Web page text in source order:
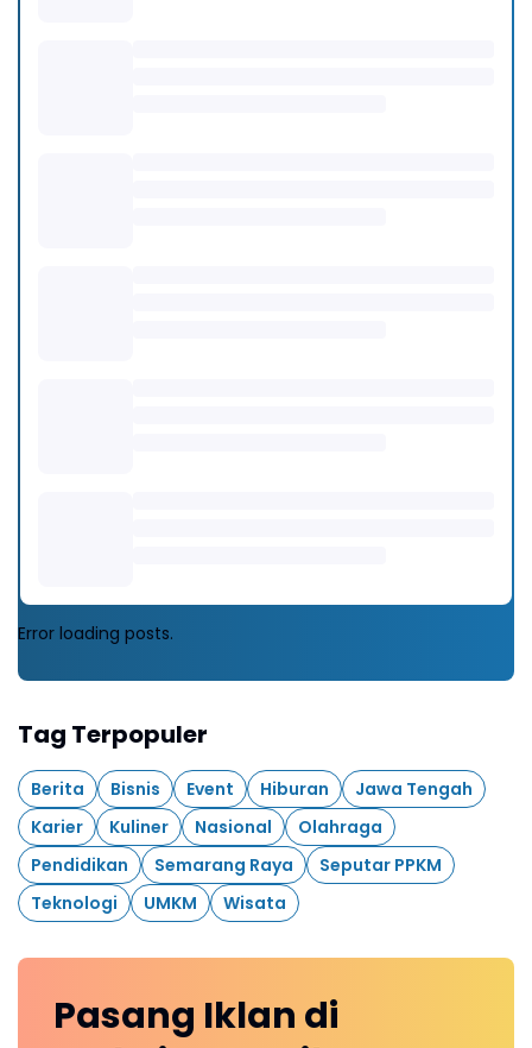
Error loading posts.
Tag Terpopuler
Berita Bisnis Event Hiburan
Jawa Tengah
Karier
Kuliner Nasional
Olahraga
Pendidikan
Semarang Raya
Seputar PPKM
Teknologi
UMKM Wisata
Pasang Iklan di